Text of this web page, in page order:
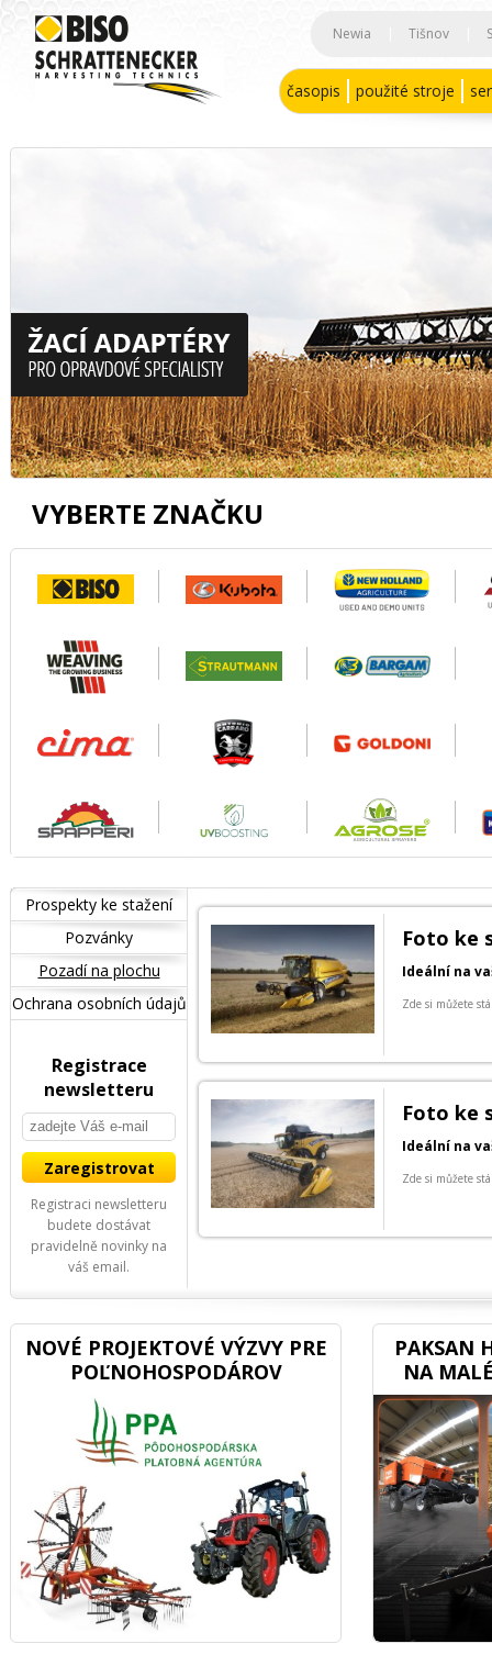
Newia Tišnov
časopis použité stroje
VYBERTE ZNAČKU
Foto ke
Ideální na
Zde si můžete
Foto ke
Ideální na
Zde si můžete
Prospekty ke stažení
Pozvánky
Pozadí na plochu
Ochrana osobních údajů
Registrace
newsletteru
Registraci newsletteru
budete dostávat
pravidelně novinky na
váš email.
NOVÉ PROJEKTOVÉ VÝZVY PRE
POĽNOHOSPODÁROV
PAKSAN
NA